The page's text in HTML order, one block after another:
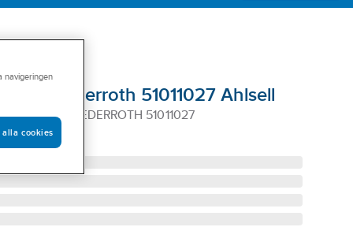
Cederroth 51011027 Ahlsell
AHLSELL CEDERROTH 51011027
navigeringen
alla cookies